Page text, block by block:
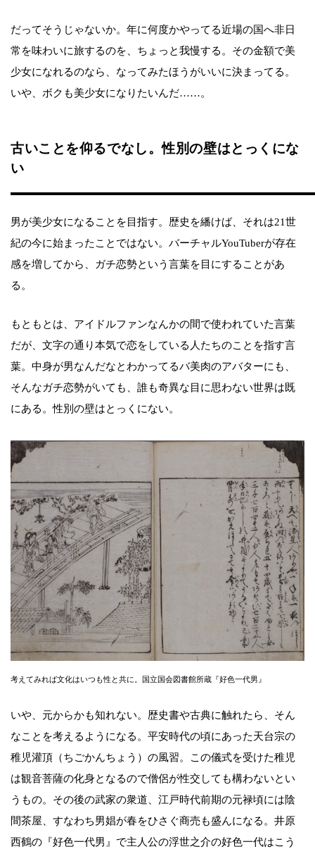
だってそうじゃないか。年に何度かやってる近場の国へ非日
常を味わいに旅するのを、ちょっと我慢する。その金額で美
少女になれるのなら、なってみたほうがいいに決まってる。
いや、ボクも美少女になりたいんだ……。
古いことを仰るでなし。性別の壁はとっくにな
い
男が美少女になることを目指す。歴史を繙けば、それは21世
紀の今に始まったことではない。バーチャルYouTuberが存在
感を増してから、ガチ恋勢という言葉を目にすることがあ
る。
もともとは、アイドルファンなんかの間で使われていた言葉
だが、文字の通り本気で恋をしている人たちのことを指す言
葉。中身が男なんだなとわかってるバ美肉のアバターにも、
そんなガチ恋勢がいても、誰も奇異な目に思わない世界は既
にある。性別の壁はとっくにない。
考えてみれば文化はいつも性と共に。国立国会図書館所蔵『好色一代男』
いや、元からかも知れない。歴史書や古典に触れたら、そん
なことを考えるようになる。平安時代の頃にあった天台宗の
稚児灌頂（ちごかんちょう）の風習。この儀式を受けた稚児
は観音菩薩の化身となるので僧侶が性交しても構わないとい
うもの。その後の武家の衆道、江戸時代前期の元禄頃には陰
間茶屋、すなわち男娼が春をひさぐ商売も盛んになる。井原
西鶴の『好色一代男』で主人公の浮世之介の好色一代はこう